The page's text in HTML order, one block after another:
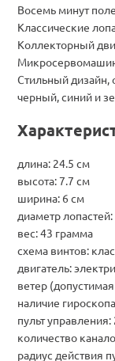
Восемь минут
Классические
Коллекторный
Стильный
черный, синий и
длина: 24.5 см
высота: 7.7 см
ширина: 6 см
диаметр
вес: 43 грамма
схема винтов:
двигатель:
ветер
наличие
пульт управления:
количество
радиус действия